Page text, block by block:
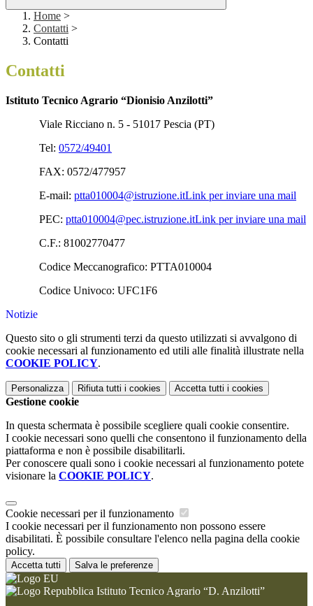
Home >
Contatti >
Contatti
Contatti
Istituto Tecnico Agrario “Dionisio Anzilotti”
Viale Ricciano n. 5 - 51017 Pescia (PT)
Tel: 0572/49401
FAX: 0572/477957
E-mail: ptta010004@istruzione.itLink per inviare una mail
PEC: ptta010004@pec.istruzione.itLink per inviare una mail
C.F.: 81002770477
Codice Meccanografico: PTTA010004
Codice Univoco: UFC1F6
Notizie
Questo sito o gli strumenti terzi da questo utilizzati si avvalgono di
cookie necessari al funzionamento ed utili alle finalità illustrate nella
COOKIE POLICY.
Personalizza Rifiuta tutti i cookies Accetta tutti i cookies
Gestione cookie
In questa schermata è possibile scegliere quali cookie consentire.
I cookie necessari sono quelli che consentono il funzionamento della
piattaforma e non è possibile disabilitarli.
Per conoscere quali sono i cookie necessari al funzionamento potete
visionare la COOKIE POLICY.
Cookie necessari per il funzionamento
I cookie necessari per il funzionamento non possono essere
disabilitati. È possibile consultare l'elenco nella pagina della cookie
policy.
Accetta tutti Salva le preferenze
Istituto Tecnico Agrario “D. Anzilotti”